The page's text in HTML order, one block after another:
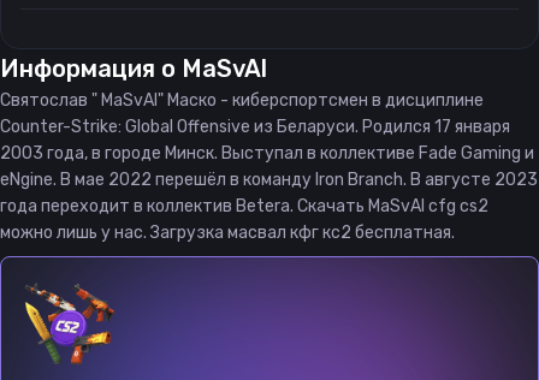
Информация о MaSvAl
Святослав " MaSvAl" Маско - киберспортсмен в дисциплине
Counter-Strike: Global Offensive из Беларуси. Родился 17 января
2003 года, в городе Минск. Выступал в коллективе Fade Gaming и
eNgine. В мае 2022 перешёл в команду Iron Branch. В августе 2023
года переходит в коллектив Betera. Скачать MaSvAl cfg cs2
можно лишь у нас. Загрузка масвал кфг кс2 бесплатная.